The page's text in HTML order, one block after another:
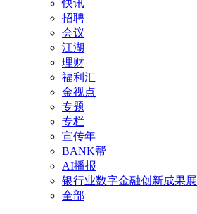
快讯
招聘
会议
江湖
理财
福利汇
金视点
专题
专栏
宣传年
BANK帮
AI播报
银行业数字金融创新成果展
全部